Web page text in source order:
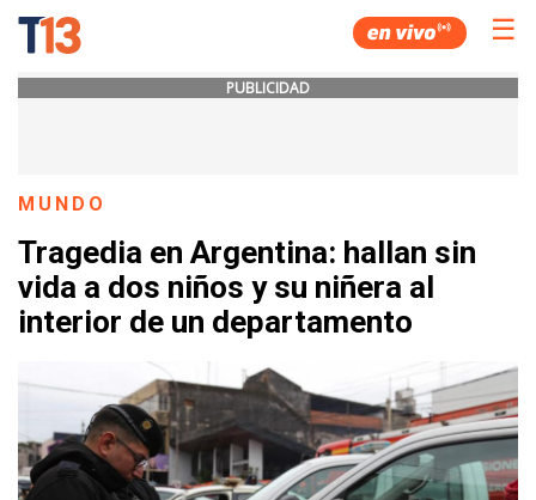
☰
PUBLICIDAD
MUNDO
Tragedia en Argentina: hallan sin
vida a dos niños y su niñera al
interior de un departamento